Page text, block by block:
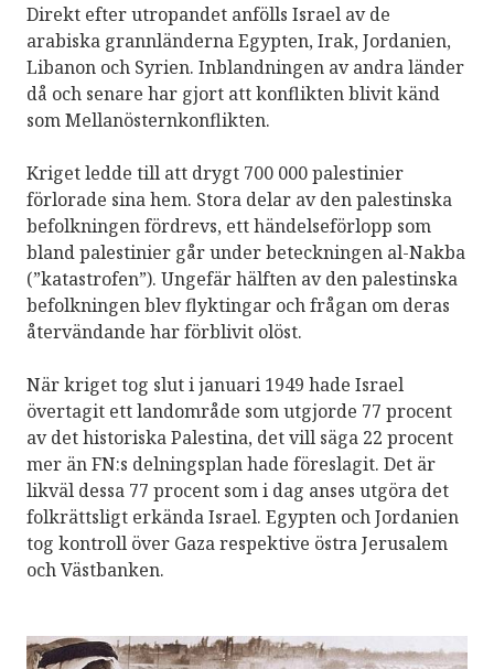
Direkt efter utropandet anfölls Israel av de
arabiska grannländerna Egypten, Irak, Jordanien,
Libanon och Syrien. Inblandningen av andra länder
då och senare har gjort att konflikten blivit känd
som Mellanösternkonflikten.
Kriget ledde till att drygt 700 000 palestinier
förlorade sina hem. Stora delar av den palestinska
befolkningen fördrevs, ett händelseförlopp som
bland palestinier går under beteckningen al-Nakba
(”katastrofen”). Ungefär hälften av den palestinska
befolkningen blev flyktingar och frågan om deras
återvändande har förblivit olöst.
När kriget tog slut i januari 1949 hade Israel
övertagit ett landområde som utgjorde 77 procent
av det historiska Palestina, det vill säga 22 procent
mer än FN:s delningsplan hade föreslagit. Det är
likväl dessa 77 procent som i dag anses utgöra det
folkrättsligt erkända Israel. Egypten och Jordanien
tog kontroll över Gaza respektive östra Jerusalem
och Västbanken.